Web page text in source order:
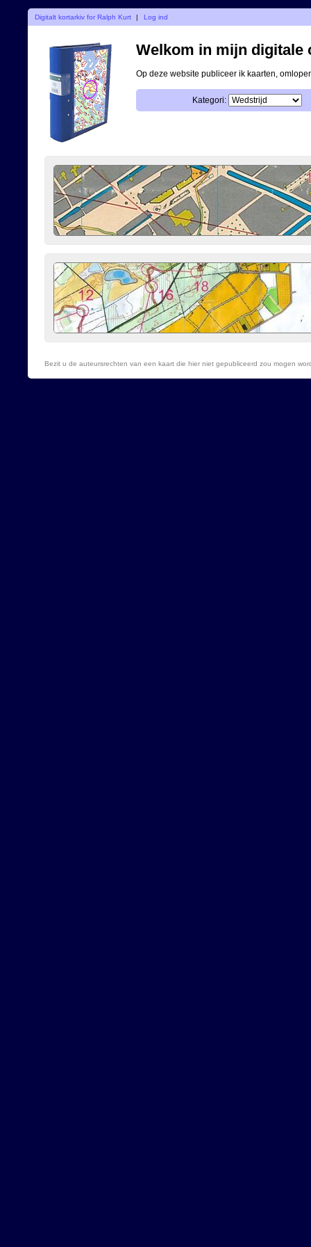
Digitalt kortarkiv for Ralph Kurt | Log ind
Welkom in mijn digitale
Op deze website publiceer ik kaarten,
Kategori:
Bezit u de auteursrechten van een kaart die hier niet gepubliceerd zou mogen